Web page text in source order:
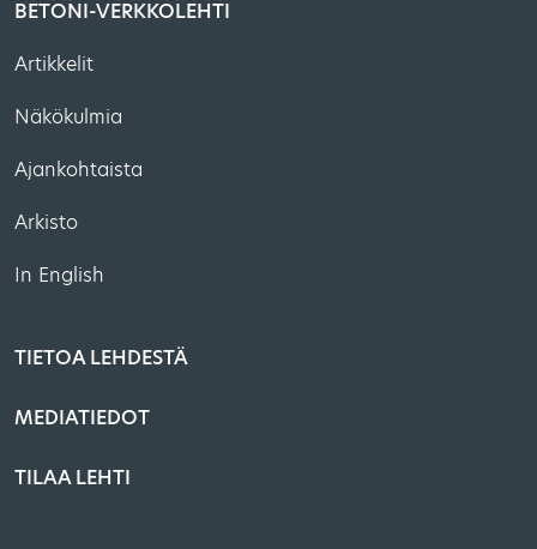
BETONI-VERKKOLEHTI
Artikkelit
Näkökulmia
Ajankohtaista
Arkisto
In English
TIETOA LEHDESTÄ
MEDIATIEDOT
TILAA LEHTI